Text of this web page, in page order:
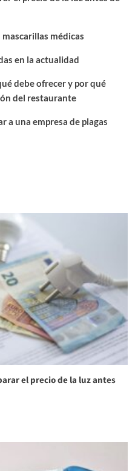
médicas
en la actualidad
debe ofrecer y por qué
del restaurante
a una empresa de plagas
el precio de la luz antes